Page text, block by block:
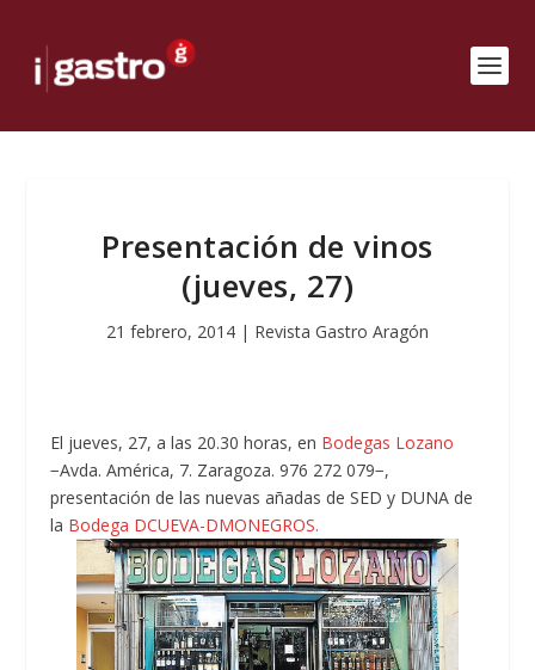
Presentación de vinos
(jueves, 27)
21 febrero, 2014 | Revista Gastro Aragón
El jueves, 27, a las 20.30 horas, en Bodegas Lozano
−Avda. América, 7. Zaragoza. 976 272 079−,
presentación de las nuevas añadas de SED y DUNA de
la Bodega DCUEVA-DMONEGROS.